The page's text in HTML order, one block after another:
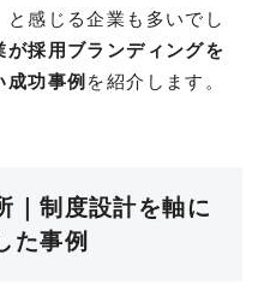
感じる企業も多いでし
が採用ブランディングを
成功事例 を紹介します。
｜制度設計を軸に
た事例